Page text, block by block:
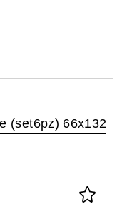
(set6pz) 66x132